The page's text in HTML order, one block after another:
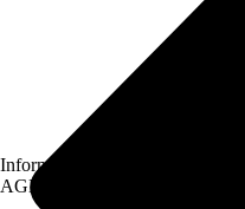
Informationen des Verkäufers,
AGB, finden Sie bei Klick auf